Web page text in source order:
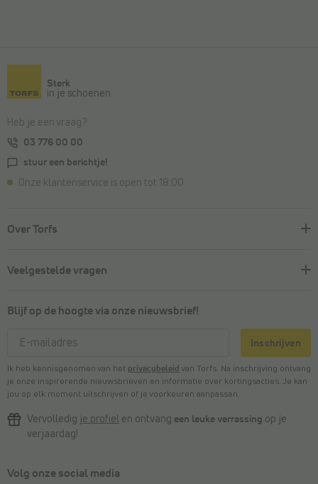
Sterk
in je schoenen
Heb je een vraag?
03 776 00 00
stuur een berichtje!
Onze klantenservice is open tot 18:00
Over Torfs
Veelgestelde vragen
Blijf op de hoogte via onze nieuwsbrief!
Inschrijven
Ik heb kennisgenomen van het privacybeleid van Torfs. Na inschrijving ontvang
je onze inspirerende nieuwsbrieven en informatie over kortingsacties. Je kan
jou op elk moment uitschrijven of je voorkeuren aanpassen.
Vervolledig je profiel en ontvang een leuke verrassing op je
verjaardag!
Volg onze social media